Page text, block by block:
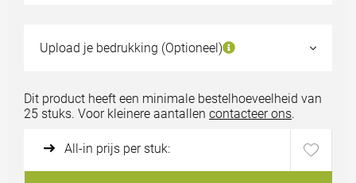
Upload je bedrukking (Optioneel)
Bestand uploaden
Dit product heeft een minimale bestelhoeveelheid van
25 stuks. Voor kleinere aantallen contacteer ons.
All-in prijs per stuk: